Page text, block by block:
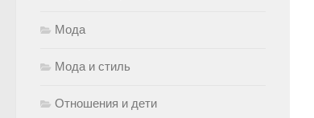
Мода
Мода и стиль
Отношения и дети